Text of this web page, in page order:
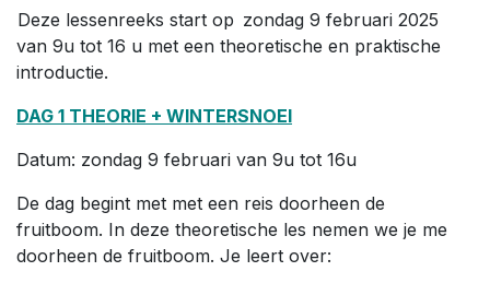
Deze lessenreeks start op zondag 9 februari 2025
van 9u tot 16 u met een theoretische en praktische
introductie.
DAG 1 THEORIE + WINTERSNOEI
Datum: zondag 9 februari van 9u tot 16u
De dag begint met met een reis doorheen de
fruitboom. In deze theoretische les nemen we je me
doorheen de fruitboom. Je leert over: